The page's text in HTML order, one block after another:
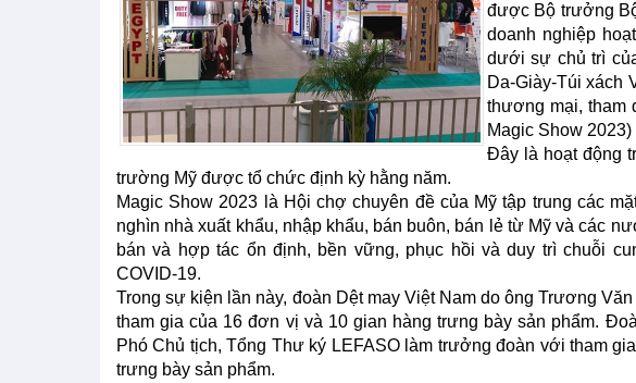
được Bộ trưởng
doanh nghiệp
dưới sự chủ trì
Da-Giày-Túi xách
thương mại, tham
Magic Show
Đây là hoạt động
trường Mỹ được tổ chức định kỳ hằng năm.
Magic Show 2023 là Hội chợ chuyên đề của Mỹ tập trung các
nghìn nhà xuất khẩu, nhập khẩu, bán buôn, bán lẻ từ Mỹ và các
bán và hợp tác ổn định, bền vững, phục hồi và duy trì chuỗi
COVID-19.
Trong sự kiện lần này, đoàn Dệt may Việt Nam do ông Trương
tham gia của 16 đơn vị và 10 gian hàng trưng bày sản phẩm.
Phó Chủ tịch, Tổng Thư ký LEFASO làm trưởng đoàn với tham
trưng bày sản phẩm.